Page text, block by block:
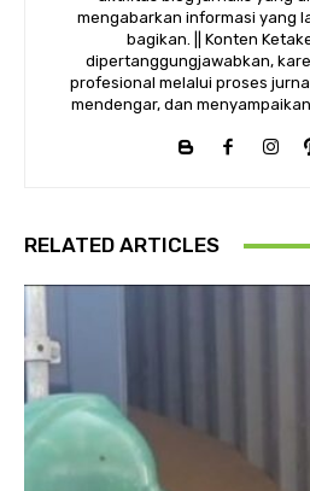
mengabarkan informasi yang
bagikan. || Konten
dipertanggungjawabkan,
profesional melalui proses
mendengar, dan
RELATED ARTICLES